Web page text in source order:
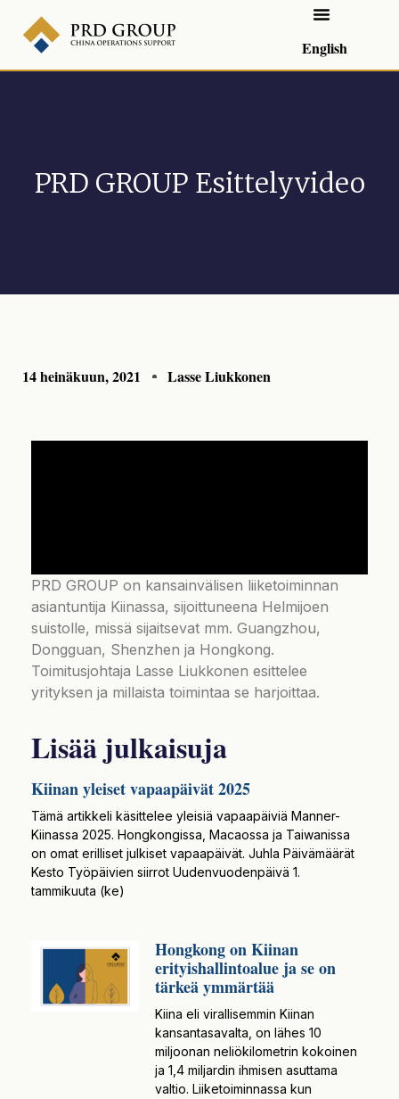
English
PRD GROUP Esittelyvideo
14 heinäkuun, 2021 Lasse Liukkonen
PRD GROUP on kansainvälisen liiketoiminnan
asiantuntija Kiinassa, sijoittuneena Helmijoen
suistolle, missä sijaitsevat mm. Guangzhou,
Dongguan, Shenzhen ja Hongkong.
Toimitusjohtaja Lasse Liukkonen esittelee
yrityksen ja millaista toimintaa se harjoittaa.
Lisää julkaisuja
Kiinan yleiset vapaapäivät 2025
Tämä artikkeli käsittelee yleisiä vapaapäiviä Manner-
Kiinassa 2025. Hongkongissa, Macaossa ja Taiwanissa
on omat erilliset julkiset vapaapäivät. Juhla Päivämäärät
Kesto Työpäivien siirrot Uudenvuodenpäivä 1.
tammikuuta (ke)
Hongkong on Kiinan
erityishallintoalue ja se on
tärkeä ymmärtää
Kiina eli virallisemmin Kiinan
kansantasavalta, on lähes 10
miljoonan neliökilometrin kokoinen
ja 1,4 miljardin ihmisen asuttama
valtio. Liiketoiminnassa kun